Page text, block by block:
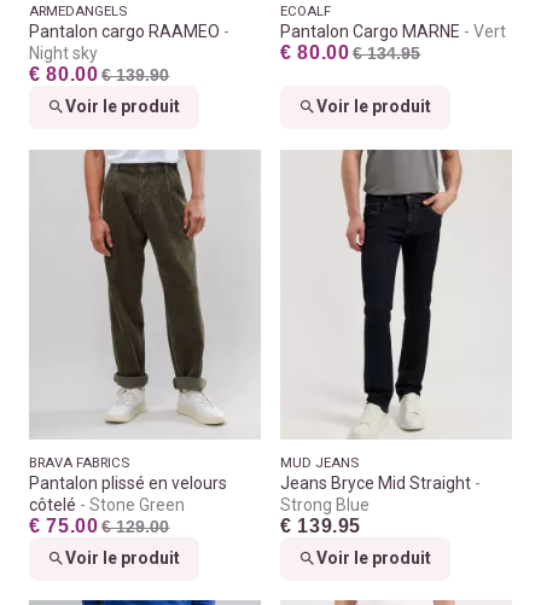
ARMEDANGELS
Pantalon cargo RAAMEO
Night sky
€ 80.00 € 139.90
Voir le produit
ECOALF
Pantalon Cargo MARNE Vert
€ 80.00 € 134.95
Voir le produit
BRAVA FABRICS
Pantalon plissé en velours
côtelé
Stone Green
€ 75.00 € 129.00
Voir le produit
MUD JEANS
Jeans Bryce Mid Straight
Strong Blue
€ 139.95
Voir le produit